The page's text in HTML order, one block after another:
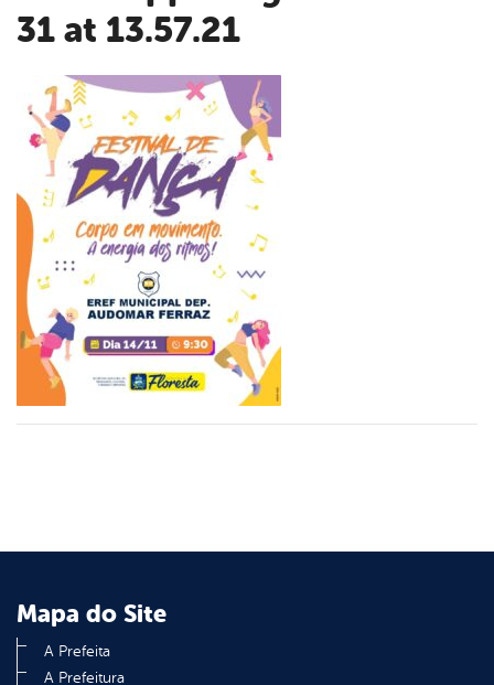
31 at 13.57.21
Mapa do Site
A Prefeita
A Prefeitura